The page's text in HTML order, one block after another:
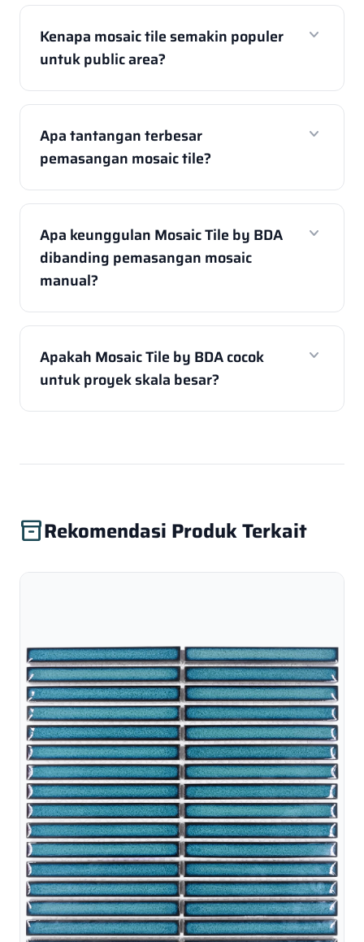
Kenapa mosaic tile semakin populer
untuk public area?
expand_more
Apa tantangan terbesar
pemasangan mosaic tile?
expand_more
Apa keunggulan Mosaic Tile by BDA
dibanding pemasangan mosaic
manual?
expand_more
Apakah Mosaic Tile by BDA cocok
untuk proyek skala besar?
expand_more
inventory_2Rekomendasi Produk Terkait